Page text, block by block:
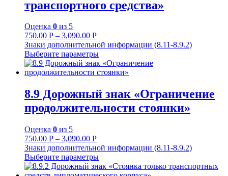
транспортного средства»
Оценка 0 из 5
750.00 Р – 3,090.00 Р
Знаки дополнительной информации (8.11-8.9.2)
Выберите параметры
8.9 Дорожный знак «Ограничение
продолжительности стоянки»
Оценка 0 из 5
750.00 Р – 3,090.00 Р
Знаки дополнительной информации (8.11-8.9.2)
Выберите параметры